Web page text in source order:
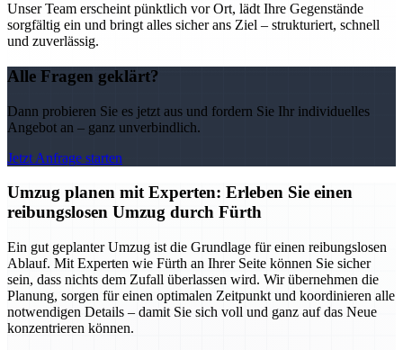
Unser Team erscheint pünktlich vor Ort, lädt Ihre Gegenstände
sorgfältig ein und bringt alles sicher ans Ziel – strukturiert, schnell
und zuverlässig.
Alle Fragen geklärt?
Dann probieren Sie es jetzt aus und fordern Sie Ihr individuelles
Angebot an – ganz unverbindlich.
Jetzt Anfrage starten
Umzug planen mit Experten: Erleben Sie einen
reibungslosen Umzug durch Fürth
Ein gut geplanter Umzug ist die Grundlage für einen reibungslosen
Ablauf. Mit Experten wie Fürth an Ihrer Seite können Sie sicher
sein, dass nichts dem Zufall überlassen wird. Wir übernehmen die
Planung, sorgen für einen optimalen Zeitpunkt und koordinieren alle
notwendigen Details – damit Sie sich voll und ganz auf das Neue
konzentrieren können.